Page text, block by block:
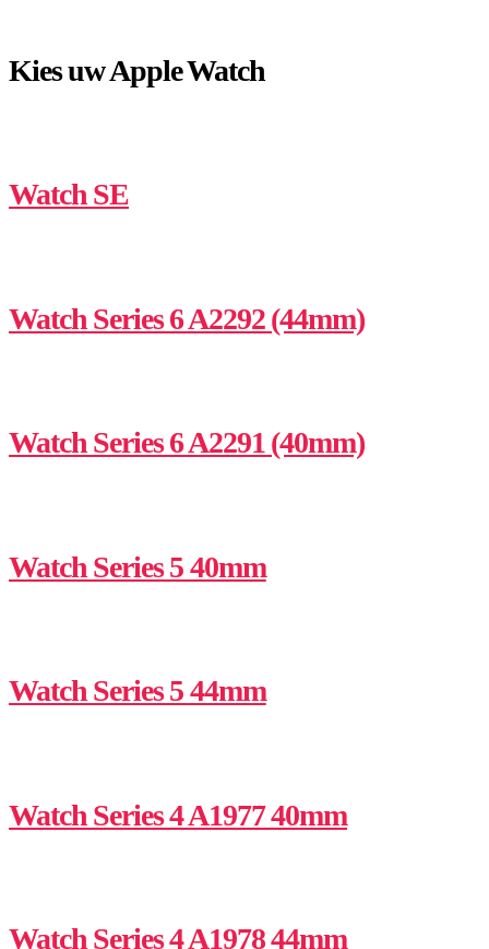
Kies uw Apple Watch
Watch SE
Watch Series 6 A2292 (44mm)
Watch Series 6 A2291 (40mm)
Watch Series 5 40mm
Watch Series 5 44mm
Watch Series 4 A1977 40mm
Watch Series 4 A1978 44mm